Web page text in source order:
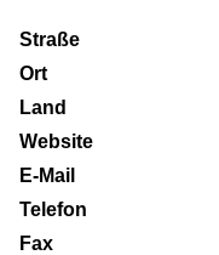
Straße
Ort
Land
Website
E-Mail
Telefon
Fax